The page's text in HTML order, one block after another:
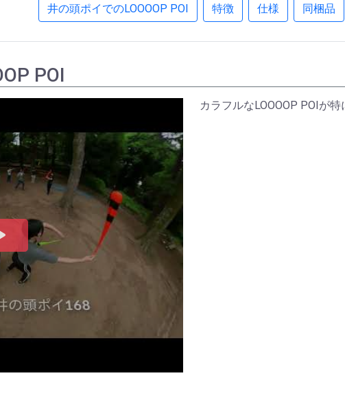
井の頭ポイでのLOOOOP POI 特徴 仕様 同梱品
POI
カラフルなLOOOOP POIが